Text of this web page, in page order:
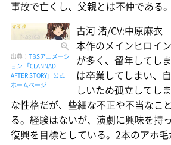
事故で亡くし、父親とは不仲である。
出典： TBSアニメーシ
ョン 「CLANNAD
AFTER STORY」公式
ホームページ
古河 渚/CV:中原麻衣
本作のメインヒロイ
が多く、留年してし
は卒業してしまい、
しいため孤立してし
な性格だが、些細な不正や不当なこ
る。経験はないが、演劇に興味を持
復興を目標としている。2本のアホ毛